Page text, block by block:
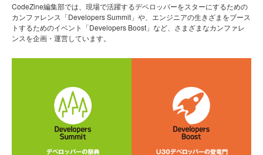
CodeZine編集部では、現場で活躍するデベロッパーをスターにするための
カンファレンス「Developers Summit」や、エンジニアの生きざまをブース
トするためのイベント「Developers Boost」など、さまざまなカンファレ
ンスを企画・運営しています。